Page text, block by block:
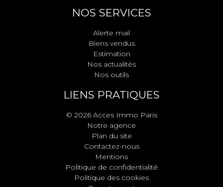
NOS SERVICES
Alerte mail
Biens vendus
Estimation
Nos actualités
Nos outils
LIENS PRATIQUES
© 2026 Acces Immo Paris
Notre agence
Plan du site
Contactez-nous
Mentions
Politique de confidentialité
Politique des cookies